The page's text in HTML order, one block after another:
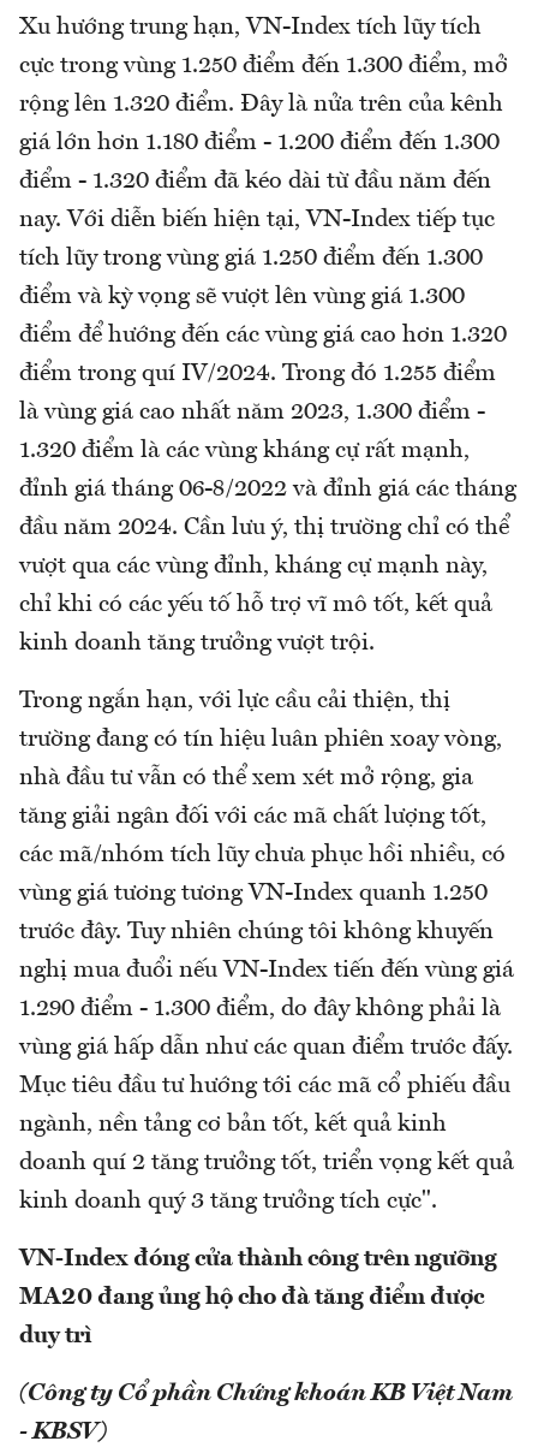
Xu hướng trung hạn, VN-Index tích lũy tích
cực trong vùng 1.250 điểm đến 1.300 điểm, mở
rộng lên 1.320 điểm. Đây là nửa trên của kênh
giá lớn hơn 1.180 điểm - 1.200 điểm đến 1.300
điểm - 1.320 điểm đã kéo dài từ đầu năm đến
nay. Với diễn biến hiện tại, VN-Index tiếp tục
tích lũy trong vùng giá 1.250 điểm đến 1.300
điểm và kỳ vọng sẽ vượt lên vùng giá 1.300
điểm để hướng đến các vùng giá cao hơn 1.320
điểm trong quí IV/2024. Trong đó 1.255 điểm
là vùng giá cao nhất năm 2023, 1.300 điểm -
1.320 điểm là các vùng kháng cự rất mạnh,
đỉnh giá tháng 06-8/2022 và đỉnh giá các tháng
đầu năm 2024. Cần lưu ý, thị trường chỉ có thể
vượt qua các vùng đỉnh, kháng cự mạnh này,
chỉ khi có các yếu tố hỗ trợ vĩ mô tốt, kết quả
kinh doanh tăng trưởng vượt trội.
Trong ngắn hạn, với lực cầu cải thiện, thị
trường đang có tín hiệu luân phiên xoay vòng,
nhà đầu tư vẫn có thể xem xét mở rộng, gia
tăng giải ngân đối với các mã chất lượng tốt,
các mã/nhóm tích lũy chưa phục hồi nhiều, có
vùng giá tương tương VN-Index quanh 1.250
trước đây. Tuy nhiên chúng tôi không khuyến
nghị mua đuổi nếu VN-Index tiến đến vùng giá
1.290 điểm - 1.300 điểm, do đây không phải là
vùng giá hấp dẫn như các quan điểm trước đấy.
Mục tiêu đầu tư hướng tới các mã cổ phiếu đầu
ngành, nền tảng cơ bản tốt, kết quả kinh
doanh quí 2 tăng trưởng tốt, triển vọng kết quả
kinh doanh quý 3 tăng trưởng tích cực".
VN-Index đóng cửa thành công trên ngưỡng
MA20 đang ủng hộ cho đà tăng điểm được
duy trì
(Công ty Cổ phần Chứng khoán KB Việt Nam
- KBSV)